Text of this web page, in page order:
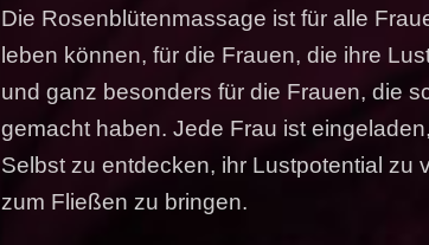
Die Rosenblütenmassage ist für alle
leben können, für die Frauen, die ihre
und ganz besonders für die Frauen, die
gemacht haben. Jede Frau ist
Selbst zu entdecken, ihr Lustpotential zu
zum Fließen zu bringen.